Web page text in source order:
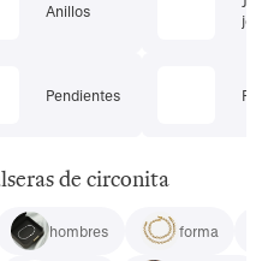
Anillos
Pendientes
de circonita
hombres forma